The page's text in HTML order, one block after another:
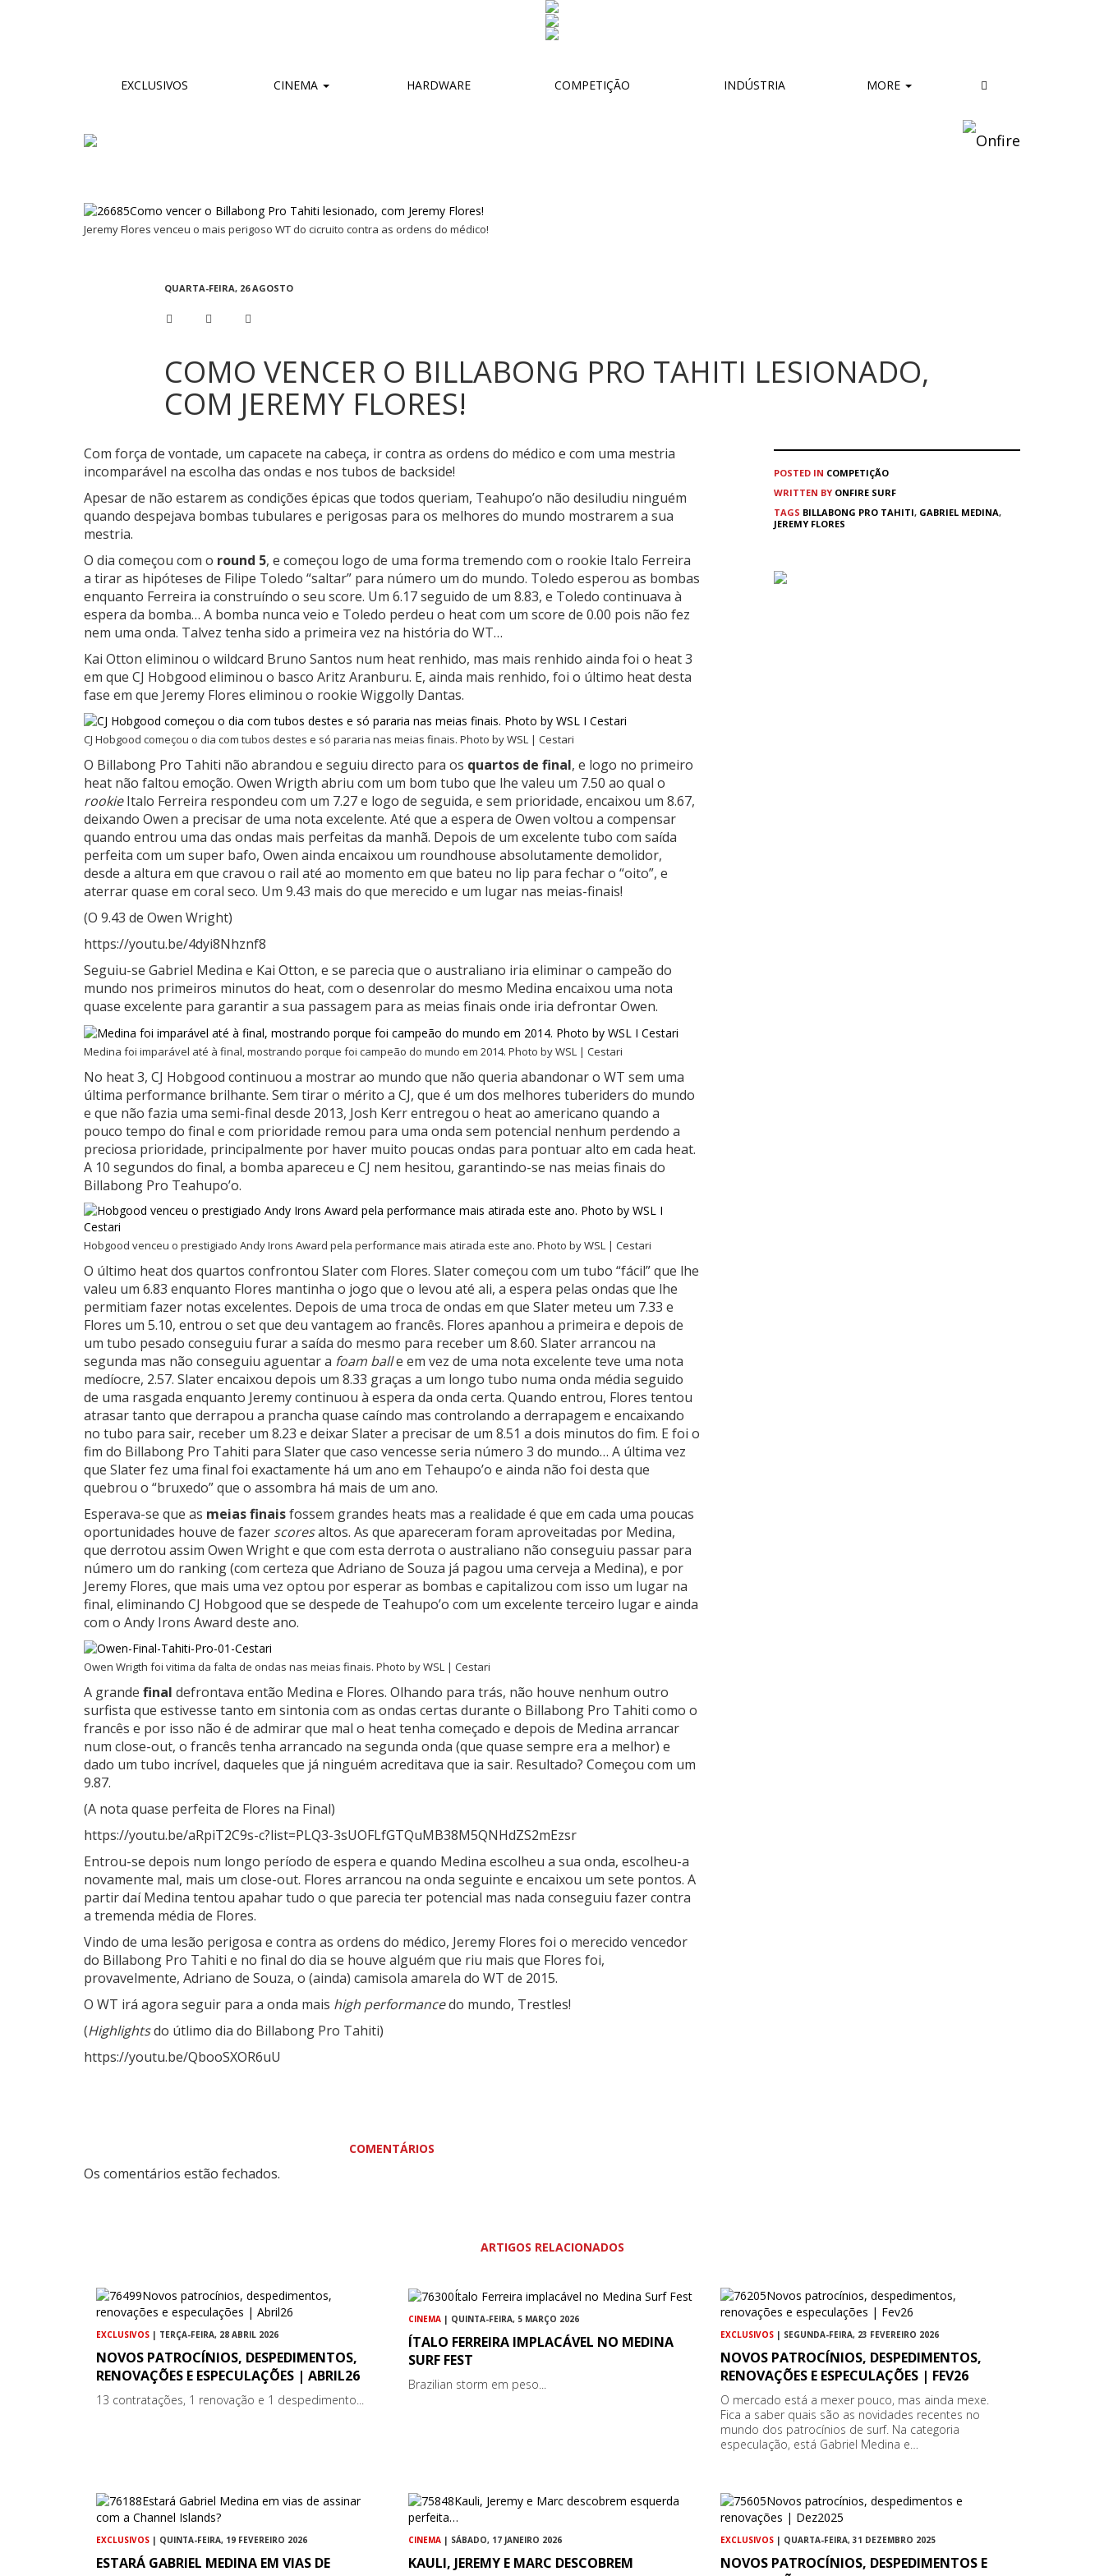
EXCLUSIVOS CINEMA HARDWARE COMPETIÇÃO INDÚSTRIA MORE
Jeremy Flores venceu o mais perigoso WT do cicruito contra as ordens do médico!
QUARTA-FEIRA, 26 AGOSTO
COMO VENCER O BILLABONG PRO TAHITI LESIONADO,
COM JEREMY FLORES!
Com força de vontade, um capacete na cabeça, ir contra as ordens do médico e com uma mestria
incomparável na escolha das ondas e nos tubos de backside!
Apesar de não estarem as condições épicas que todos queriam, Teahupo’o não desiludiu ninguém
quando despejava bombas tubulares e perigosas para os melhores do mundo mostrarem a sua
mestria.
O dia começou com o round 5, e começou logo de uma forma tremendo com o rookie Italo Ferreira
a tirar as hipóteses de Filipe Toledo “saltar” para número um do mundo. Toledo esperou as bombas
enquanto Ferreira ia construíndo o seu score. Um 6.17 seguido de um 8.83, e Toledo continuava à
espera da bomba… A bomba nunca veio e Toledo perdeu o heat com um score de 0.00 pois não fez
nem uma onda. Talvez tenha sido a primeira vez na história do WT…
Kai Otton eliminou o wildcard Bruno Santos num heat renhido, mas mais renhido ainda foi o heat 3
em que CJ Hobgood eliminou o basco Aritz Aranburu. E, ainda mais renhido, foi o último heat desta
fase em que Jeremy Flores eliminou o rookie Wiggolly Dantas.
CJ Hobgood começou o dia com tubos destes e só pararia nas meias finais. Photo by WSL | Cestari
O Billabong Pro Tahiti não abrandou e seguiu directo para os quartos de final, e logo no primeiro
heat não faltou emoção. Owen Wrigth abriu com um bom tubo que lhe valeu um 7.50 ao qual o
rookieItalo Ferreira respondeu com um 7.27 e logo de seguida, e sem prioridade, encaixou um 8.67,
deixando Owen a precisar de uma nota excelente. Até que a espera de Owen voltou a compensar
quando entrou uma das ondas mais perfeitas da manhã. Depois de um excelente tubo com saída
perfeita com um super bafo, Owen ainda encaixou um roundhouse absolutamente demolidor,
desde a altura em que cravou o rail até ao momento em que bateu no lip para fechar o “oito”, e
aterrar quase em coral seco. Um 9.43 mais do que merecido e um lugar nas meias-finais!
(O 9.43 de Owen Wright)
https://youtu.be/4dyi8Nhznf8
Seguiu-se Gabriel Medina e Kai Otton, e se parecia que o australiano iria eliminar o campeão do
mundo nos primeiros minutos do heat, com o desenrolar do mesmo Medina encaixou uma nota
quase excelente para garantir a sua passagem para as meias finais onde iria defrontar Owen.
Medina foi imparável até à final, mostrando porque foi campeão do mundo em 2014. Photo by WSL | Cestari
No heat 3, CJ Hobgood continuou a mostrar ao mundo que não queria abandonar o WT sem uma
última performance brilhante. Sem tirar o mérito a CJ, que é um dos melhores tuberiders do mundo
e que não fazia uma semi-final desde 2013, Josh Kerr entregou o heat ao americano quando a
pouco tempo do final e com prioridade remou para uma onda sem potencial nenhum perdendo a
preciosa prioridade, principalmente por haver muito poucas ondas para pontuar alto em cada heat.
A 10 segundos do final, a bomba apareceu e CJ nem hesitou, garantindo-se nas meias finais do
Billabong Pro Teahupo’o.
Hobgood venceu o prestigiado Andy Irons Award pela performance mais atirada este ano. Photo by WSL | Cestari
O último heat dos quartos confrontou Slater com Flores. Slater começou com um tubo “fácil” que lhe
valeu um 6.83 enquanto Flores mantinha o jogo que o levou até ali, a espera pelas ondas que lhe
permitiam fazer notas excelentes. Depois de uma troca de ondas em que Slater meteu um 7.33 e
Flores um 5.10, entrou o set que deu vantagem ao francês. Flores apanhou a primeira e depois de
um tubo pesado conseguiu furar a saída do mesmo para receber um 8.60. Slater arrancou na
segunda mas não conseguiu aguentar a foam balle em vez de uma nota excelente teve uma nota
medíocre, 2.57. Slater encaixou depois um 8.33 graças a um longo tubo numa onda média seguido
de uma rasgada enquanto Jeremy continuou à espera da onda certa. Quando entrou, Flores tentou
atrasar tanto que derrapou a prancha quase caíndo mas controlando a derrapagem e encaixando
no tubo para sair, receber um 8.23 e deixar Slater a precisar de um 8.51 a dois minutos do fim. E foi o
fim do Billabong Pro Tahiti para Slater que caso vencesse seria número 3 do mundo… A última vez
que Slater fez uma final foi exactamente há um ano em Tehaupo’o e ainda não foi desta que
quebrou o “bruxedo” que o assombra há mais de um ano.
Esperava-se que as meias finaisfossem grandes heats mas a realidade é que em cada uma poucas
oportunidades houve de fazer scoresaltos. As que apareceram foram aproveitadas por Medina,
que derrotou assim Owen Wright e que com esta derrota o australiano não conseguiu passar para
número um do ranking (com certeza que Adriano de Souza já pagou uma cerveja a Medina), e por
Jeremy Flores, que mais uma vez optou por esperar as bombas e capitalizou com isso um lugar na
final, eliminando CJ Hobgood que se despede de Teahupo’o com um excelente terceiro lugar e ainda
com o Andy Irons Award deste ano.
Owen Wrigth foi vitima da falta de ondas nas meias finais. Photo by WSL | Cestari
A grande final defrontava então Medina e Flores. Olhando para trás, não houve nenhum outro
surfista que estivesse tanto em sintonia com as ondas certas durante o Billabong Pro Tahiti como o
francês e por isso não é de admirar que mal o heat tenha começado e depois de Medina arrancar
num close-out, o francês tenha arrancado na segunda onda (que quase sempre era a melhor) e
dado um tubo incrível, daqueles que já ninguém acreditava que ia sair. Resultado? Começou com um
9.87.
(A nota quase perfeita de Flores na Final)
https://youtu.be/aRpiT2C9s-c?list=PLQ3-3sUOFLfGTQuMB38M5QNHdZS2mEzsr
Entrou-se depois num longo período de espera e quando Medina escolheu a sua onda, escolheu-a
novamente mal, mais um close-out. Flores arrancou na onda seguinte e encaixou um sete pontos. A
partir daí Medina tentou apahar tudo o que parecia ter potencial mas nada conseguiu fazer contra
a tremenda média de Flores.
Vindo de uma lesão perigosa e contra as ordens do médico, Jeremy Flores foi o merecido vencedor
do Billabong Pro Tahiti e no final do dia se houve alguém que riu mais que Flores foi,
provavelmente, Adriano de Souza, o (ainda) camisola amarela do WT de 2015.
O WT irá agora seguir para a onda mais high performancedo mundo, Trestles!
(Highlightsdo útlimo dia do Billabong Pro Tahiti)
https://youtu.be/QbooSXOR6uU
COMENTÁRIOS
Os comentários estão fechados.
POSTED IN COMPETIÇÃO
WRITTEN BY ONFIRE SURF
TAGS BILLABONG PRO TAHITI, GABRIEL MEDINA,
JEREMY FLORES
ARTIGOS RELACIONADOS
EXCLUSIVOS | TERÇA-FEIRA, 28 ABRIL 2026
NOVOS PATROCÍNIOS, DESPEDIMENTOS,
RENOVAÇÕES E ESPECULAÇÕES | ABRIL26
13 contratações, 1 renovação e 1 despedimento...
CINEMA | QUINTA-FEIRA, 5 MARÇO 2026
ÍTALO FERREIRA IMPLACÁVEL NO MEDINA
SURF FEST
Brazilian storm em peso...
EXCLUSIVOS | SEGUNDA-FEIRA, 23 FEVEREIRO 2026
NOVOS PATROCÍNIOS, DESPEDIMENTOS,
RENOVAÇÕES E ESPECULAÇÕES | FEV26
O mercado está a mexer pouco, mas ainda mexe.
Fica a saber quais são as novidades recentes no
mundo dos patrocínios de surf. Na categoria
especulação, está Gabriel Medina e…
EXCLUSIVOS | QUINTA-FEIRA, 19 FEVEREIRO 2026
ESTARÁ GABRIEL MEDINA EM VIAS DE
CINEMA | SÁBADO, 17 JANEIRO 2026
KAULI, JEREMY E MARC DESCOBREM
EXCLUSIVOS | QUARTA-FEIRA, 31 DEZEMBRO 2025
NOVOS PATROCÍNIOS, DESPEDIMENTOS E